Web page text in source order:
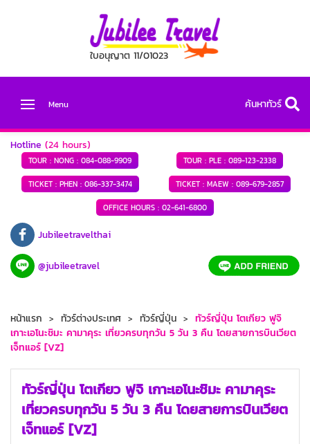
ใบอนุญาต 11/01023
Menu ค้นหาทัวร์
Hotline (24 hours)
TOUR : NONG : 084-088-9909 TOUR : PLE : 089-123-2338
TICKET : PHEN :086-337-3474 TICKET : MAEW : 089-679-2857
OFFICE HOURS : 02-641-6800
Jubileetravelthai
@jubileetravel
หน้าแรก ทัวร์ต่างประเทศ ทัวร์ญี่ปุ่น
ทัวร์ญี่ปุ่น โตเกียว ฟูจิ
เกาะเอโนะชิมะ คามาคุระ เที่ยวครบทุกวัน 5 วัน 3 คืน โดยสายการบินเวียต
เจ็ทแอร์ [VZ]
ทัวร์ญี่ปุ่น โตเกียว ฟูจิ เกาะเอโนะชิมะ คามาคุระ
เที่ยวครบทุกวัน 5 วัน 3 คืน โดยสายการบินเวียต
เจ็ทแอร์ [VZ]